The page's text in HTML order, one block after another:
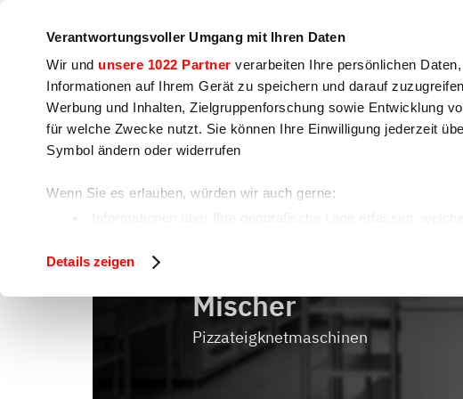
Verantwortungsvoller Umgang mit Ihren Daten
Wir und unsere 1022 Partner verarbeiten Ihre persönlichen
Informationen auf Ihrem Gerät zu speichern und darauf
Werbung und Inhalten, Zielgruppenforschung sowie Entwicklung
für welche Zwecke nutzt. Sie können Ihre Einwilligung jederzeit
Symbol ändern oder widerrufen
Wenn Sie es erlauben, würden wir auch gerne:
Erfahren Sie mehr darüber, wie Ihre persönlichen Daten
Wir verwenden Cookies, um Inhalte und Anzeigen zu
auf unsere Website zu analysieren. Außerdem geben wir
soziale Medien, Werbung und Analysen weiter. Unsere Partner
zusammen, die Sie ihnen bereitgestellt haben oder die sie im
Details zeigen
Kochen Lebensmittelzubereitung
Home Lebensmittelzubereitung
Mischer
Pizzateigknetmaschinen